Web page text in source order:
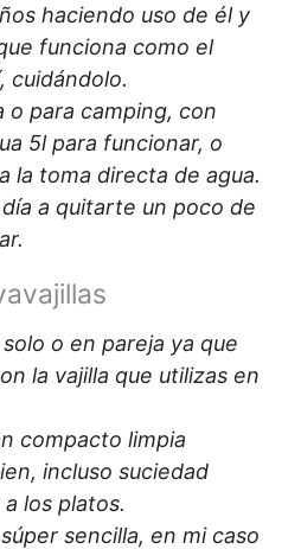
haciendo uso de él y
funciona como el
cuidándolo.
o para camping, con
5l para funcionar, o
la toma directa de agua.
día a quitarte un poco de
o en pareja ya que
la vajilla que utilizas en
compacto limpia
incluso suciedad
los platos.
sencilla, en mi caso